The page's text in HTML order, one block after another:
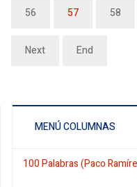
56 57 58
Next End
MENÚ COLUMNAS
100 Palabras (Paco